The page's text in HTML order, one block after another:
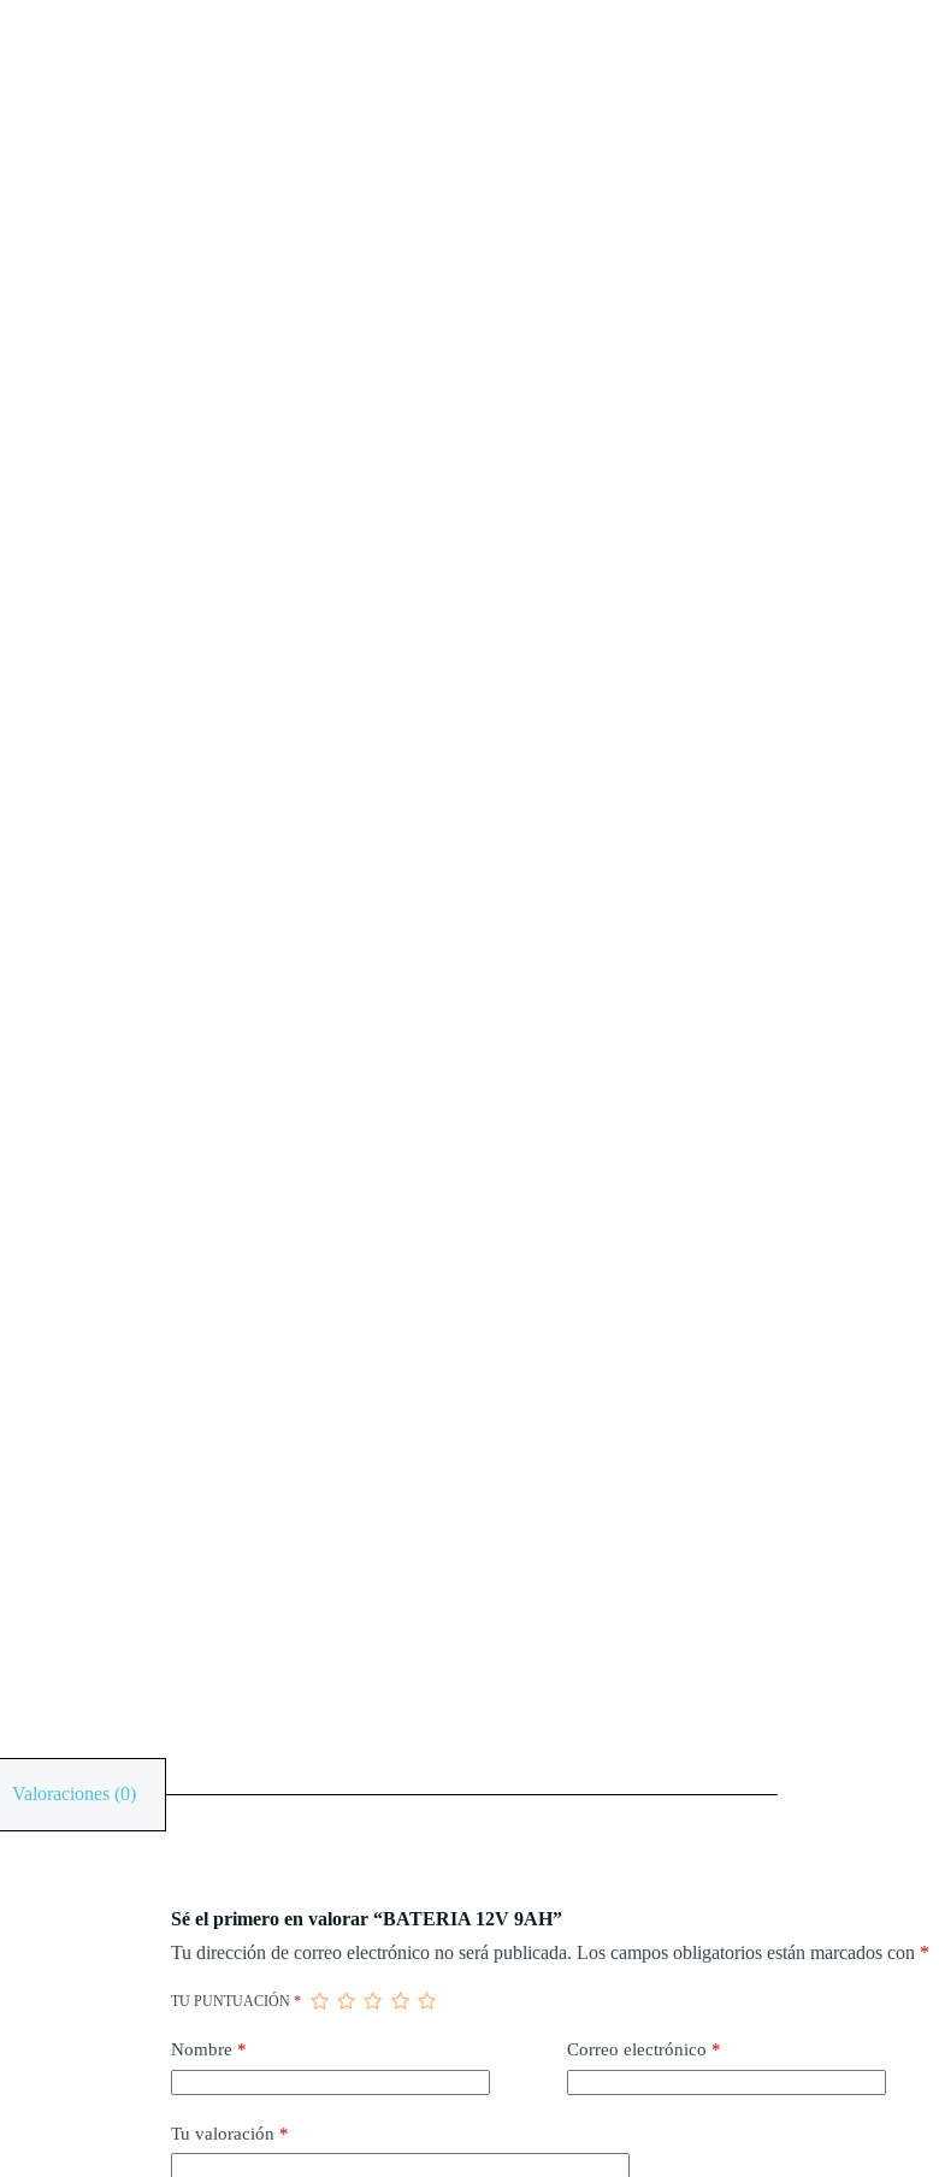
Valoraciones (0)
Sé el primero en valorar “BATERIA 12V 9AH”
Tu dirección de correo electrónico no será publicada. Los campos obligatorios están marcados con *
TU PUNTUACIÓN *
Nombre * Correo electrónico *
Tu valoración *